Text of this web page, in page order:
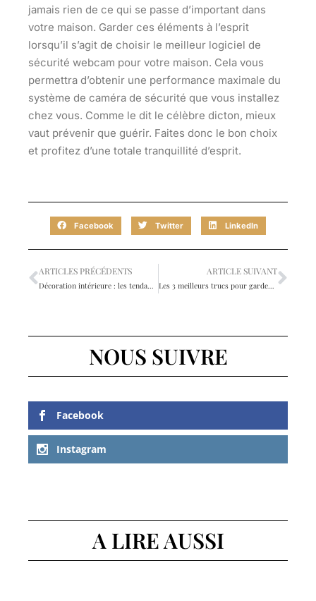
jamais rien de ce qui se passe d’important dans
votre maison. Garder ces éléments à l’esprit
lorsqu’il s’agit de choisir le meilleur logiciel de
sécurité webcam pour votre maison. Cela vous
permettra d’obtenir une performance maximale du
système de caméra de sécurité que vous installez
chez vous. Comme le dit le célèbre dicton, mieux
vaut prévenir que guérir. Faites donc le bon choix
et profitez d’une totale tranquillité d’esprit.
Facebook Twitter LinkedIn
ARTICLES PRÉCÉDENTS
Décoration intérieure : les tendances 2022
ARTICLE SUIVANT
Les 3 meilleurs trucs pour garder la maison fraîche, chaude et neutre
NOUS SUIVRE
Facebook
Instagram
A LIRE AUSSI